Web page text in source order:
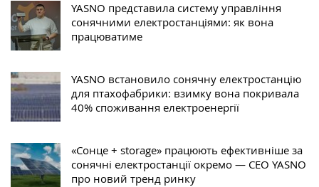
YASNO представила систему управління
сонячними електростанціями: як вона
працюватиме
YASNO встановило сонячну електростанцію
для птахофабрики: взимку вона покривала
40% споживання електроенергії
«Сонце + storage» працюють ефективніше за
сонячні електростанції окремо — CEO YASNO
про новий тренд ринку